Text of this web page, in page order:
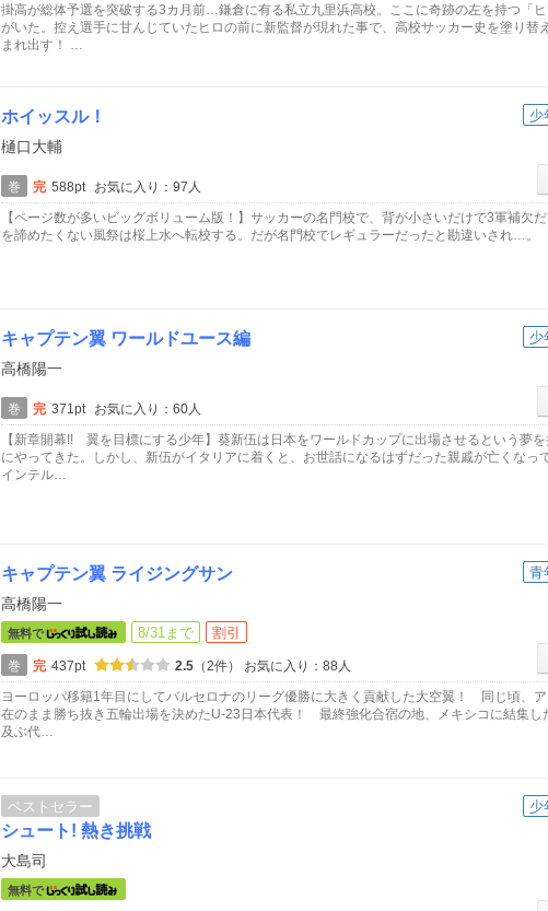
掛高が総体予選を突破する3カ月前…鎌倉に有る私立九里浜高校。ここに奇跡の左を持つ「
がいた。控え選手に甘んじていたヒロの前に新監督が現れた事で、高校サッカー史を塗り替
まれ出す！ …
少
ホイッスル！
樋口大輔
巻 完 588pt
お気に入り：97人
【ページ数が多いビッグボリューム版！】サッカーの名門校で、背が小さいだけで3軍補欠
を諦めたくない風祭は桜上水へ転校する。だが名門校でレギュラーだったと勘違いされ…。
少
キャプテン翼 ワールドユース編
高橋陽一
巻 完 371pt
お気に入り：60人
【新章開幕!! 翼を目標にする少年】葵新伍は日本をワールドカップに出場させるという夢
にやってきた。しかし、新伍がイタリアに着くと、お世話になるはずだった親戚が亡くなっ
インテル…
青
キャプテン翼 ライジングサン
高橋陽一
無料で 8/31まで 割引
巻 完 437pt 2.5 （2件）
お気に入り：88人
ヨーロッパ移籍1年目にしてバルセロナのリーグ優勝に大きく貢献した大空翼！ 同じ頃、
在のまま勝ち抜き五輪出場を決めたU-23日本代表！ 最終強化合宿の地、メキシコに結集し
及ぶ代…
少
ベストセラー
シュート! 熱き挑戦
大島司
無料で